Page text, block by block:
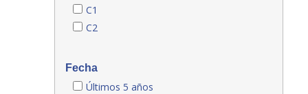
C1
C2
Fecha
Últimos 5 años